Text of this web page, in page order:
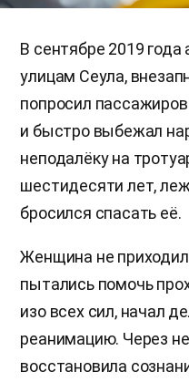
В сентябре 2019 года
улицам Сеула,
попросил
и быстро выбежал
неподалёку на
шестидесяти лет,
бросился спасать её.
Женщина не
пытались помочь
изо всех сил, начал
реанимацию. Через
восстановила